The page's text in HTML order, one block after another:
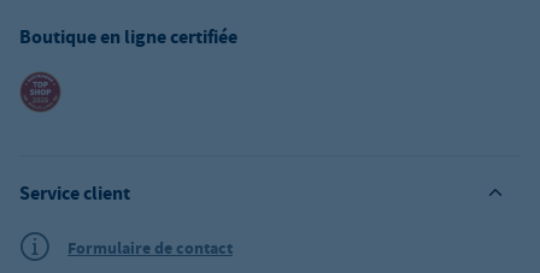
Boutique en ligne certifiée
Service client
Formulaire de contact